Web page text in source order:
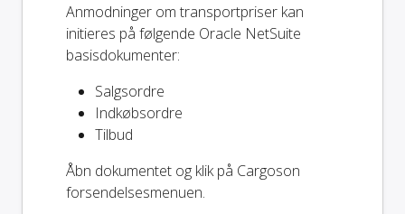
Anmodninger om transportpriser kan
initieres på følgende Oracle NetSuite
basisdokumenter:
Salgsordre
Indkøbsordre
Tilbud
Åbn dokumentet og klik på Cargoson
forsendelsesmenuen.